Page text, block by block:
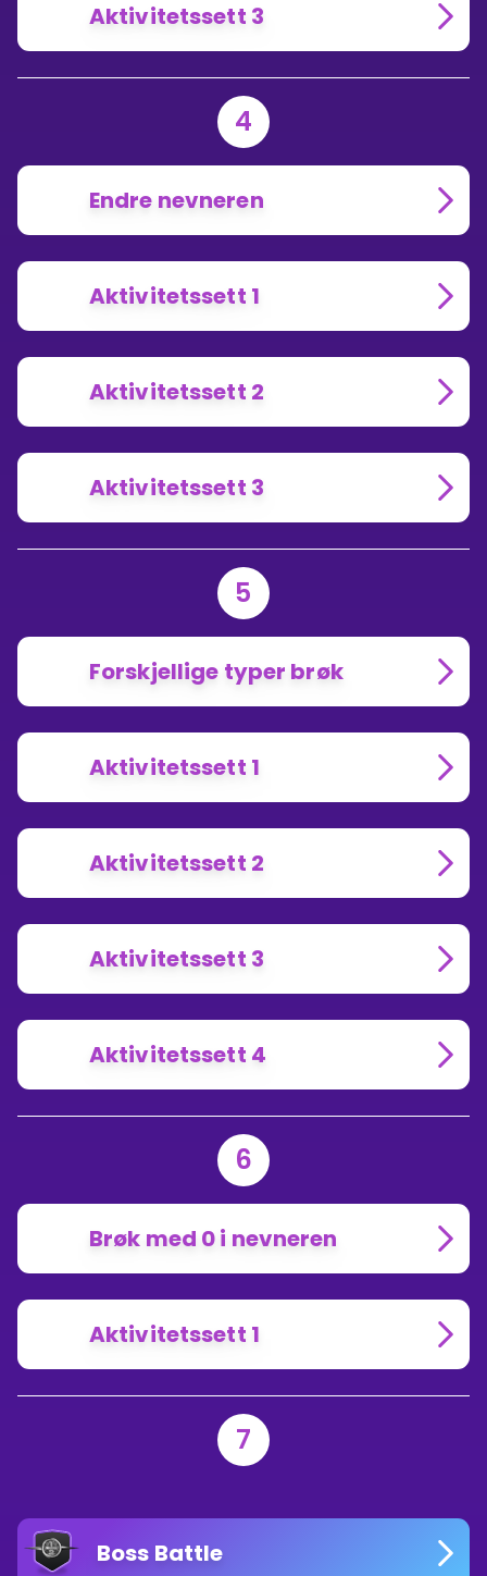
Aktivitetssett 3
4
Endre nevneren
Aktivitetssett 1
Aktivitetssett 2
Aktivitetssett 3
5
Forskjellige typer brøk
Aktivitetssett 1
Aktivitetssett 2
Aktivitetssett 3
Aktivitetssett 4
6
Brøk med 0 i nevneren
Aktivitetssett 1
7
Boss Battle